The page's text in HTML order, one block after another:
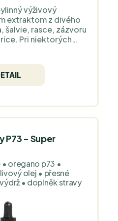
Výroba prebieha
výrobná prax).
ani klzné látky.
pre bio výrobu,
výhradným
výživový
extraktom z divého
šalvie, rasce, zázvoru
Pri niektorých
oblasti
a prirodzenej
informácia
konkrétneho účinku
P73 - Super
oregano p73 •
olej • přesné
• doplněk stravy